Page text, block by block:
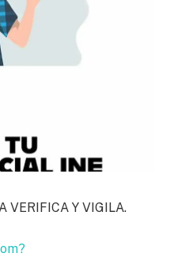
VERIFICA Y VIGILA.